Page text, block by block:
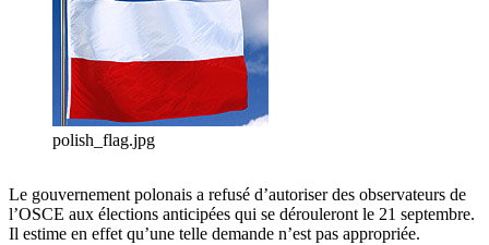
polish_flag.jpg
Le gouvernement polonais a refusé d’autoriser des observateurs de
l’OSCE aux élections anticipées qui se dérouleront le 21 septembre.
Il estime en effet qu’une telle demande n’est pas appropriée.